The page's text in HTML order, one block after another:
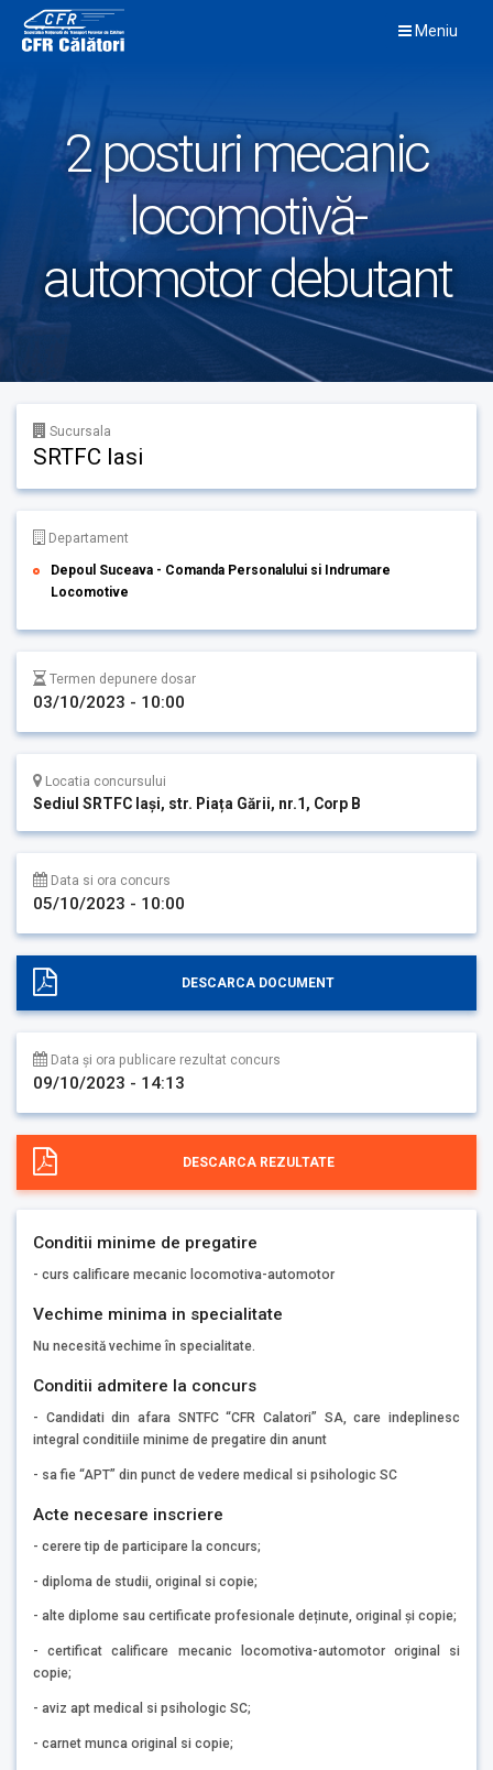
content
Meniu
2 posturi mecanic
locomotivă-
automotor debutant
Sucursala
SRTFC Iasi
Departament
Depoul Suceava - Comanda Personalului si Indrumare
Locomotive
Termen depunere dosar
03/10/2023 - 10:00
Locatia concursului
Sediul SRTFC Iași, str. Piața Gării, nr.1, Corp B
Data si ora concurs
05/10/2023 - 10:00
DESCARCA DOCUMENT
Data și ora publicare rezultat concurs
09/10/2023 - 14:13
DESCARCA REZULTATE
Conditii minime de pregatire
- curs calificare mecanic locomotiva-automotor
Vechime minima in specialitate
Nu necesită vechime în specialitate.
Conditii admitere la concurs
- Candidati din afara SNTFC “CFR Calatori” SA, care indeplinesc
integral conditiile minime de pregatire din anunt
- sa fie “APT” din punct de vedere medical si psihologic SC
Acte necesare inscriere
- cerere tip de participare la concurs;
- diploma de studii, original si copie;
- alte diplome sau certificate profesionale deținute, original și copie;
- certificat calificare mecanic locomotiva-automotor original si
copie;
- aviz apt medical si psihologic SC;
- carnet munca original si copie;